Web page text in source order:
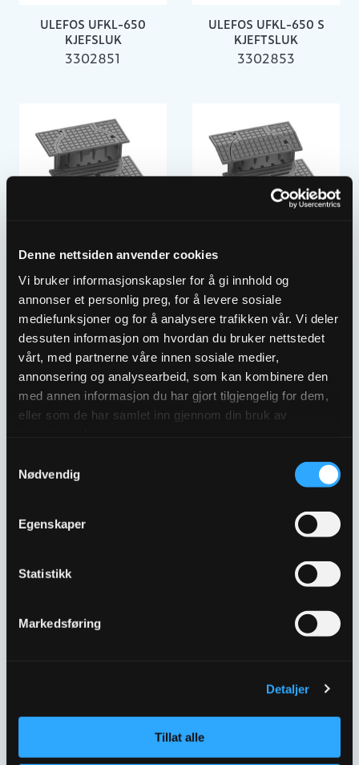
Denne nettsiden anvender cookies
Vi bruker informasjonskapsler for å gi innhold og
annonser et personlig preg, for å levere sosiale
mediefunksjoner og for å analysere trafikken vår. Vi deler
dessuten informasjon om hvordan du bruker nettstedet
vårt, med partnerne våre innen sosiale medier,
annonsering og analysearbeid, som kan kombinere den
med annen informasjon du har gjort tilgjengelig for dem,
eller som de har samlet inn gjennom din bruk av
Nødvendig
Egenskaper
Statistikk
Markedsføring
Detaljer
Tillat alle
ULEFOS UFKL-650
KJEFSLUK
3302851
ULEFOS UFKL-650 S
KJEFTSLUK
3302853
AVVISENDE KJEFTSLUK
3302859
ULEFOS UFK-650 TR
KJEFTSLUK
3302855
ULEFOS MELLOMSTYKKE
UFK-650 TR
ULEFOS UFKL-40
KJEFTSLUK